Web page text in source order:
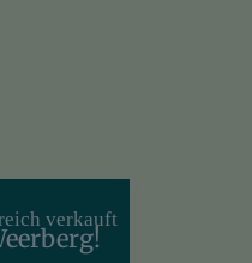
verkauft